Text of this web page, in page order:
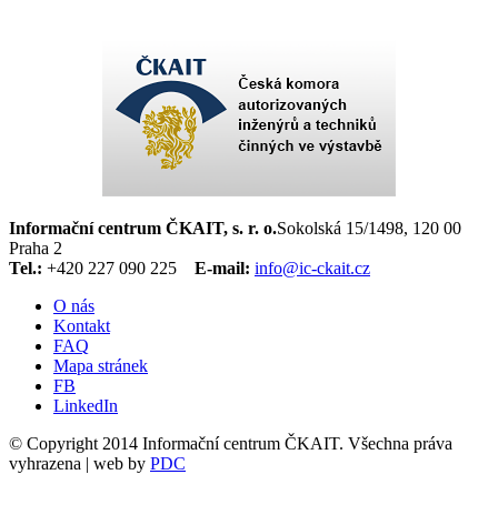
Informační centrum ČKAIT, s. r. o.Sokolská 15/1498, 120 00
Praha 2
Tel.: +420 227 090 225 E-mail: info@ic-ckait.cz
O nás
Kontakt
FAQ
Mapa stránek
FB
LinkedIn
© Copyright 2014 Informační centrum ČKAIT. Všechna práva
vyhrazena | web by PDC